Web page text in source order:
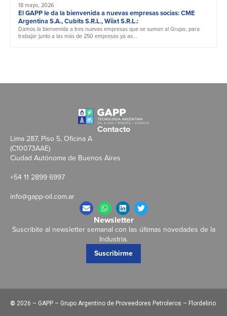
18 mayo, 2026
El GAPP le da la bienvenida a nuevas empresas socias: CME
Argentina S.A., Cubits S.R.L., Wiixt S.R.L.:
Damos la bienvenida a tres nuevas empresas que se suman al Grupo, para
trabajar junto a las más de 250 empresas ya as...
Contacto
Lima 287, Piso 5, Oficina A
(C10073AAE)
Ciudad Autónoma de Buenos Aires
+54 11 2899 6997
info@gapp-oil.com.ar
Newsletter
Suscribite al newsletter semanal con las últimas novedades de la
Industria.
Suscribirme
© 2026 – GAPP – Grupo Argentino de Proveedores Petroleros – Flordelirio